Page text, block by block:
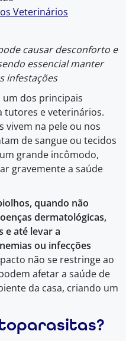
Veterinários
causar desconforto e
essencial manter
infestações
um dos principais
tutores e veterinários.
vivem na pele ou nos
de sangue ou tecidos
grande incômodo,
gravemente a saúde
quando não
dermatológicas,
e até levar a
ou infecções
não se restringe ao
afetar a saúde de
da casa, criando um